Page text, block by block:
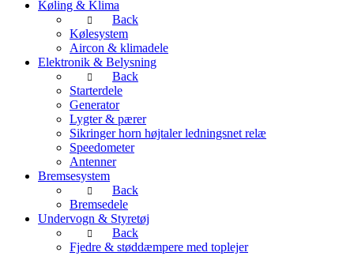
Køling & Klima
Back
Kølesystem
Aircon & klimadele
Elektronik & Belysning
Back
Starterdele
Generator
Lygter & pærer
Sikringer horn højtaler ledningsnet relæ
Speedometer
Antenner
Bremsesystem
Back
Bremsedele
Undervogn & Styretøj
Back
Fjedre & støddæmpere med toplejer